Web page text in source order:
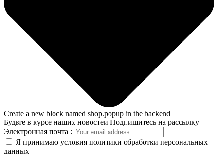
Create a new block named shop.popup in the backend
Будьте в курсе наших новостей Подпишитесь на рассылку
Электронная почта :
Я принимаю условия политики обработки персональных
данных